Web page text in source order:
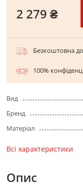
2 279 ₴
Безкоштовна
100%
Вид
Бренд
Матеріал
Всі характеристики
Опис